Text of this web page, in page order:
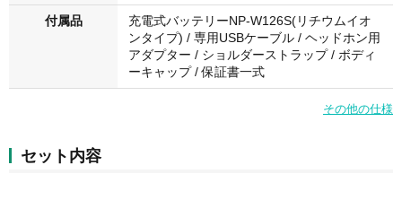
付属品
充電式バッテリーNP-W126S(リチウムイオ
ンタイプ) / 専用USBケーブル / ヘッドホン用
アダプター / ショルダーストラップ / ボディ
ーキャップ / 保証書一式
その他の仕様
セット内容